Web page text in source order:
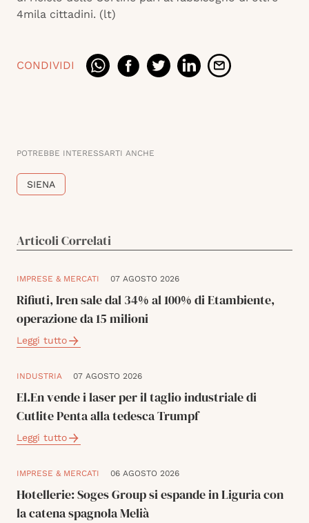
4mila cittadini. (lt)
CONDIVIDI
POTREBBE INTERESSARTI ANCHE
SIENA
Articoli Correlati
IMPRESE & MERCATI 07 AGOSTO 2026
Rifiuti, Iren sale dal 34% al 100% di Etambiente,
operazione da 15 milioni
Leggi tutto
INDUSTRIA 07 AGOSTO 2026
El.En vende i laser per il taglio industriale di
Cutlite Penta alla tedesca Trumpf
Leggi tutto
IMPRESE & MERCATI 06 AGOSTO 2026
Hotellerie: Soges Group si espande in Liguria con
la catena spagnola Melià